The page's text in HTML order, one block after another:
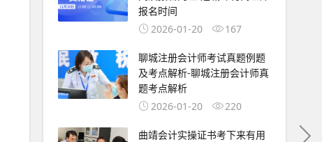
报名时间
2026-01-20
167
聊城注册会计师考试真题例题
及考点解析-聊城注册会计师真
题考点解析
2026-01-20
220
曲靖会计实操证书考下来有用